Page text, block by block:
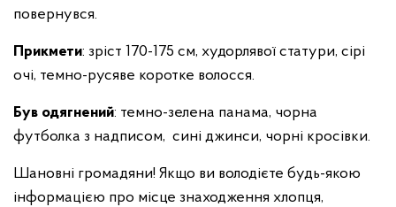
повернувся.
Прикмети: зріст 170-175 см, худорлявої статури, сірі
очі, темно-русяве коротке волосся.
Був одягнений: темно-зелена панама, чорна
футболка з надписом, сині джинси, чорні кросівки.
Шановні громадяни! Якщо ви володієте будь-якою
інформацією про місце знаходження хлопця,